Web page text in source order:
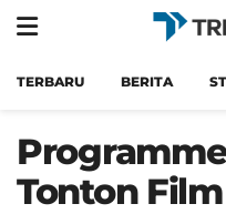
TERBARU BERITA
Tonton